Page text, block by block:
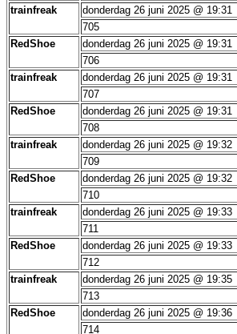
trainfreak
donderdag 26 juni 2025 @ 19:31
705
RedShoe
donderdag 26 juni 2025 @ 19:31
706
trainfreak
donderdag 26 juni 2025 @ 19:31
707
RedShoe
donderdag 26 juni 2025 @ 19:31
708
trainfreak
donderdag 26 juni 2025 @ 19:32
709
RedShoe
donderdag 26 juni 2025 @ 19:32
710
trainfreak
donderdag 26 juni 2025 @ 19:33
711
RedShoe
donderdag 26 juni 2025 @ 19:33
712
trainfreak
donderdag 26 juni 2025 @ 19:35
713
RedShoe
donderdag 26 juni 2025 @ 19:36
714